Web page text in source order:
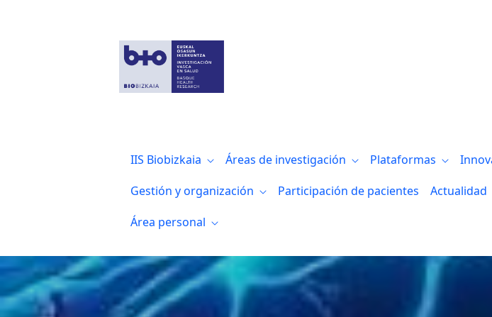
IIS Biobizkaia Áreas de investigación Plataformas
Gestión y organización
Participación de pacientes Actualidad
Área personal